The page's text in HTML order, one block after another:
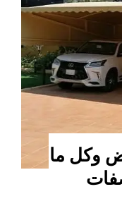
وكل ما